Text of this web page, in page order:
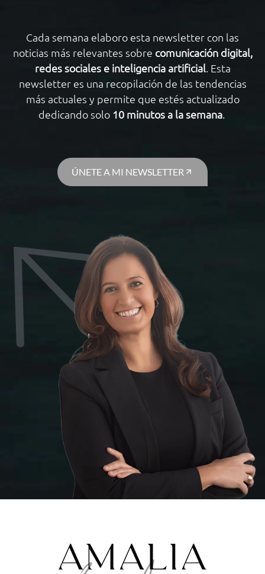
Cada semana elaboro esta newsletter con las
noticias más relevantes sobre comunicación digital,
redes sociales e inteligencia artificial. Esta
newsletter es una recopilación de las tendencias
más actuales y permite que estés actualizado
dedicando solo 10 minutos a la semana.
ÚNETE A MI NEWSLETTER